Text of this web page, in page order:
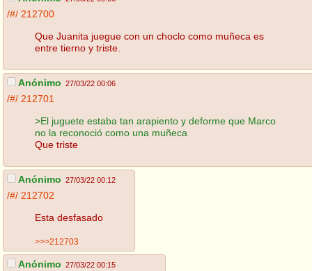
/#/ 212700
Que Juanita juegue con un choclo como muñeca es
entre tierno y triste.
Anónimo 27/03/22 00:06
/#/ 212701
>El juguete estaba tan arapiento y deforme que Marco
no la reconoció como una muñeca
Que triste
Anónimo 27/03/22 00:12
/#/ 212702
Esta desfasado
>>>212703
Anónimo 27/03/22 00:15